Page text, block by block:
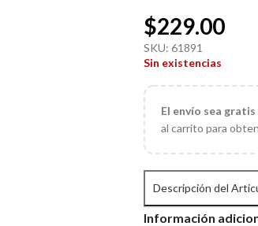
$229.00
SKU:61891
Sin existencias
El envío sea
al carrito para
Descripción del
Información